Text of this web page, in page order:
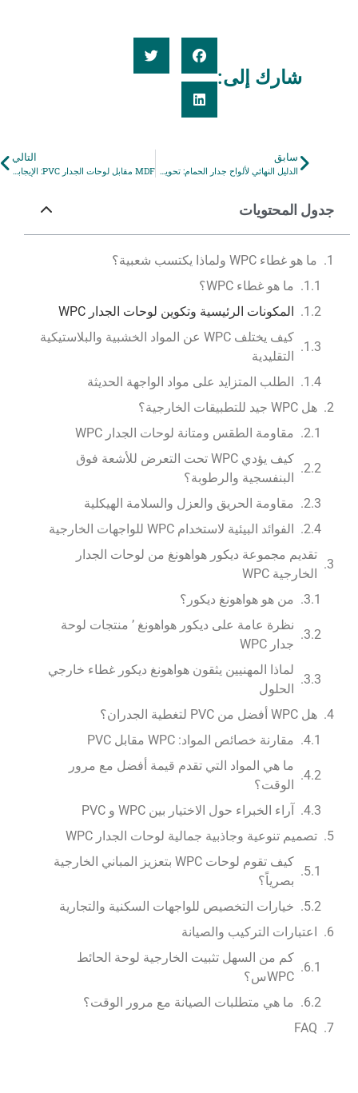
شارك إلى:
سابق
الدليل النهائي لألواح جدار الحمام: تحويل مساحتك
التالي
MDF مقابل لوحات الجدار PVC: الإيجابيات والسلبيات وما هو أفضل؟
جدول المحتويات
ما هو غطاء WPC ولماذا يكتسب شعبية؟
ما هو غطاء WPC؟
المكونات الرئيسية وتكوين لوحات الجدار WPC
كيف يختلف WPC عن المواد الخشبية والبلاستيكية
التقليدية
الطلب المتزايد على مواد الواجهة الحديثة
هل WPC جيد للتطبيقات الخارجية؟
مقاومة الطقس ومتانة لوحات الجدار WPC
كيف يؤدي WPC تحت التعرض للأشعة فوق
البنفسجية والرطوبة؟
مقاومة الحريق والعزل والسلامة الهيكلية
الفوائد البيئية لاستخدام WPC للواجهات الخارجية
تقديم مجموعة ديكور هواهونغ من لوحات الجدار
الخارجية WPC
من هو هواهونغ ديكور؟
نظرة عامة على ديكور هواهونغ ’ منتجات لوحة
جدار WPC
لماذا المهنيين يثقون هواهونغ ديكور غطاء خارجي
الحلول
هل WPC أفضل من PVC لتغطية الجدران؟
مقارنة خصائص المواد: WPC مقابل PVC
ما هي المواد التي تقدم قيمة أفضل مع مرور
الوقت؟
آراء الخبراء حول الاختيار بين WPC و PVC
تصميم تنوعية وجاذبية جمالية لوحات الجدار WPC
كيف تقوم لوحات WPC بتعزيز المباني الخارجية
بصرياً؟
خيارات التخصيص للواجهات السكنية والتجارية
اعتبارات التركيب والصيانة
كم من السهل تثبيت الخارجية لوحة الحائط
WPCس؟
ما هي متطلبات الصيانة مع مرور الوقت؟
FAQ